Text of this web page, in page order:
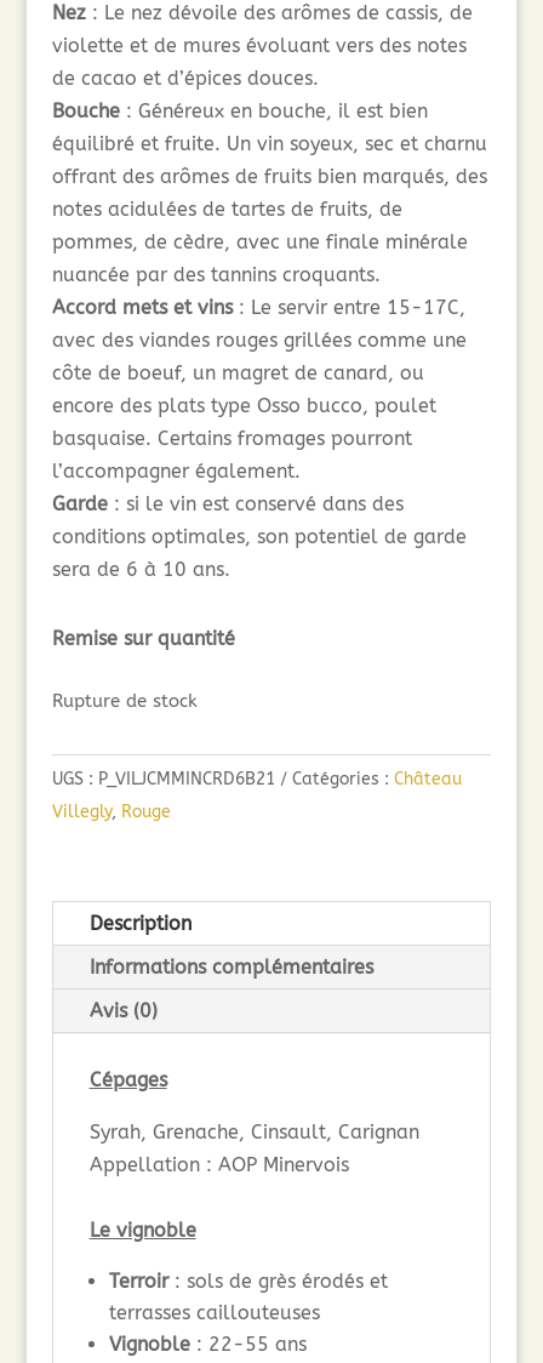
Nez: Le nez dévoile des arômes de cassis, de
violette et de mures évoluant vers des notes
de cacao et d’épices douces.
Bouche: Généreux en bouche, il est bien
équilibré et fruite. Un vin soyeux, sec et charnu
offrant des arômes de fruits bien marqués, des
notes acidulées de tartes de fruits, de
pommes, de cèdre, avec une finale minérale
nuancée par des tannins croquants.
Accord mets et vins: Le servir entre 15-17C,
avec des viandes rouges grillées comme une
côte de boeuf, un magret de canard, ou
encore des plats type Osso bucco, poulet
basquaise. Certains fromages pourront
l’accompagner également.
Garde: si le vin est conservé dans des
conditions optimales, son potentiel de garde
sera de 6 à 10 ans.
Remise sur quantité
Rupture de stock
UGS : P_VILJCMMINCRD6B21 Catégories : Château
Villegly, Rouge
Description
Informations complémentaires
Avis (0)
Cépages
Syrah, Grenache, Cinsault, Carignan
Appellation : AOP Minervois
Le vignoble
Terroir: sols de grès érodés et
terrasses caillouteuses
Vignoble: 22-55 ans